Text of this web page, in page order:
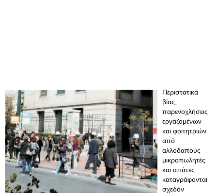
Περιστατικά
βίας,
παρενοχλήσεις
εργαζομένων
και φοιτητριών
από
αλλοδαπούς
μικροπωλητές
και απάτες
καταγράφονται
σχεδόν